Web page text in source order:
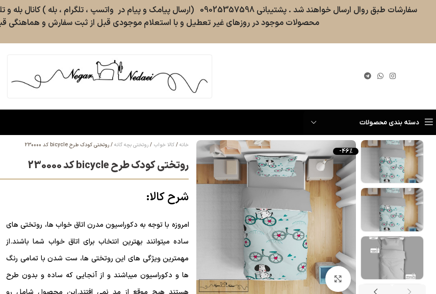
دسته بندی محصولات
-46%
بزرگنمایی تصویر
خانه کالا خواب روتختی بچه گانه روتختی کودک طرح bicycle کد 230000
روتختی کودک طرح bicycle کد 230000
شرح کالا:
امروزه با توجه به دکوراسیون مدرن اتاق خواب ها، روتختی های
سادهمیتوانند بهترین انتخاب برای اتاق خواب شما باشند.از
مهمترین ویژگی های این روتختی ها، ست شدن با تمامی رنگ
ها و دکوراسیونمیباشند و از آنجایی که ساده و بدون طرح
محصولات موجود در روزهای غیر تعطیل و با استعلام موجودی قبل از ثبت سفارش و هماهنگی